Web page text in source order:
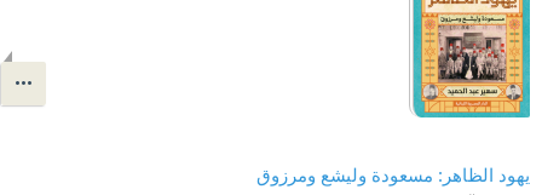
يهود الظاهر: مسعودة وليشع ومرزوق